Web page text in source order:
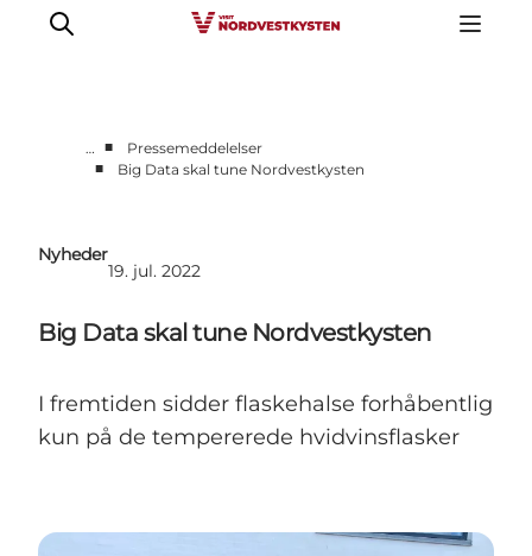
Kontakt
… ■
Pressemeddelelser
■
Big Data skal tune Nordvestkysten
Nyheder
19. jul. 2022
Big Data skal tune Nordvestkysten
I fremtiden sidder flaskehalse forhåbentlig
kun på de tempererede hvidvinsflasker